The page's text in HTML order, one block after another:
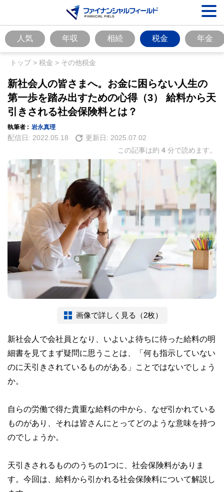
人気 年収 相続 税金 年金
トップ> 税金 > その他税金
新社会人の皆さまへ。お金に困らない人生の
第一歩を踏み出すための心得（3） 給料から天
引きされる社会保険料とは？
執筆者 : 岩永真理
配信日: 2022.05.18 更新日: 2025.07.02
この記事は約 4 分で読めます。
画像で詳しく見る（2枚）
新社会人で会社員となり、いよいよ待ちに待った給料の明
細書を見てまず疑問に思うことは、「何も指示していない
のに天引きされているものがある」ことではないでしょう
か。
自らの労働で得た貴重な給料の中から、なぜ引かれている
ものがあり、それは皆さんにとってどのような意味を持つ
のでしょうか。
天引きされるもののうちの1つに、社会保険料がありま
す。今回は、給料から引かれる社会保険料について解説し